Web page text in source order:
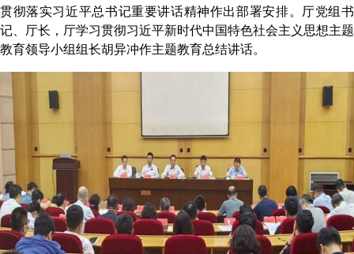
贯彻落实习近平总书记重要讲话精神作出部署安排。厅党组书
记、厅长，厅学习贯彻习近平新时代中国特色社会主义思想主题
教育领导小组组长胡异冲作主题教育总结讲话。